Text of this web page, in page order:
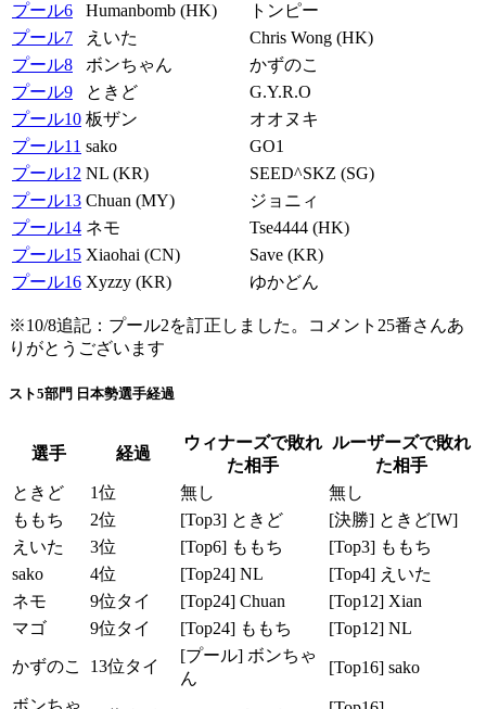
プール6
Humanbomb (HK)
トンピー
プール7
えいた
Chris Wong (HK)
プール8
ボンちゃん
かずのこ
プール9
ときど
G.Y.R.O
プール10 板ザン
オオヌキ
プール11 sako
GO1
プール12 NL (KR)
SEED^SKZ (SG)
プール13 Chuan (MY)
ジョニィ
プール14 ネモ
Tse4444 (HK)
プール15 Xiaohai (CN)
Save (KR)
プール16 Xyzzy (KR) ゆかどん
※10/8追記：プール2を訂正しました。コメント25番さんあ
りがとうございます
スト5部門 日本勢選手経過
選手 経過
ウィナーズで敗れ
た相手
ルーザーズで敗れ
た相手
ときど
1位 無し
無し
ももち
2位 [Top3] ときど
[決勝] ときど[W]
えいた
3位 [Top6] ももち
[Top3] ももち
sako
4位 [Top24] NL
[Top4] えいた
ネモ
9位タイ [Top24] Chuan
[Top12] Xian
マゴ
9位タイ [Top24] ももち [Top12] NL
かずのこ 13位タイ
[プール] ボンちゃ
ん
[Top16] sako
ボンちゃ